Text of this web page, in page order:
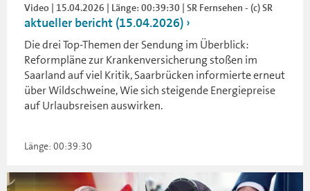
Video | 15.04.2026 | Länge: 00:39:30 | SR Fernsehen - (c) SR
aktueller bericht (15.04.2026)
Die drei Top-Themen der Sendung im Überblick:
Reformpläne zur Krankenversicherung stoßen im
Saarland auf viel Kritik, Saarbrücken informierte erneut
über Wildschweine, Wie sich steigende Energiepreise
auf Urlaubsreisen auswirken.
Länge: 00:39:30